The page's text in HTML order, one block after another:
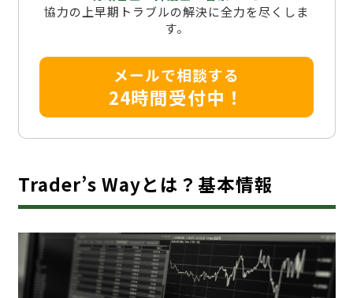
協力の上早期トラブルの解決に全力を尽くしま
す。
メールで相談する
24時間受付中！
Trader’s Wayとは？基本情報